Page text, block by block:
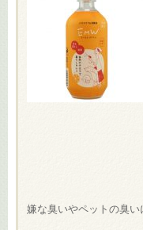
嫌な臭いやペットの臭い